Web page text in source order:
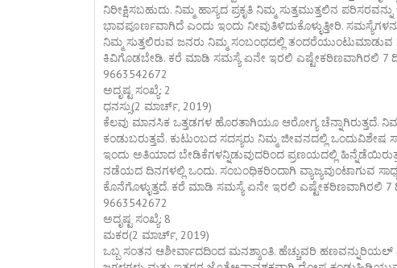
ನಿರೀಕ್ಷಿಸಬಹುದು. ನಿಮ್ಮ ಹಾಸ್ಯದ ಪ್ರಕೃತಿ ನಿಮ್ಮ ಸುತ್ತಮುತ್ತಲಿನ
ಭಾವಪೂರ್ಣವಾಗಿದೆ ಎಂದು ಇಂದು ನೀವುತಿಳಿದುಕೊಳ್ಳುತ್ತೀರಿ.
ನಿಮ್ಮ ಸುತ್ತಲಿರುವ ಜನರು ನಿಮ್ಮ ಸಂಬಂಧದಲ್ಲಿ
ಕಿವಿಗೊಡಬೇಡಿ. ಕರೆ ಮಾಡಿ ಸಮಸ್ಯೆ ಏನೇ ಇರಲಿ ಎಷ್ಟೇಕಠಿಣವಾಗಿರಲಿ 7
9663542672
ಅದೃಷ್ಟ ಸಂಖ್ಯೆ: 2
ಧನಸ್ಸು(2 ಮಾರ್ಚ್, 2019)
ಕೆಲವು ಮಾನಸಿಕ ಒತ್ತಡಗಳ ಹೊರತಾಗಿಯೂ ಆರೋಗ್ಯ
ಕಂಡುಬರುತ್ತವೆ. ಕುಟುಂಬದ ಸದಸ್ಯರು ನಿಮ್ಮ ಜೀವನದಲ್ಲಿ ಒಂದುವಿಶೇಷ
ಇಂದು ಅತಿಯಾದ ಬೇಡಿಕೆಗಳನ್ನಿಡುವುದರಿಂದ ಪ್ರಣಯದಲ್ಲಿ
ನಡೆಯದ ದಿನಗಳಲ್ಲಿ ಒಂದು. ಸಂಬಂಧಿಕರಿಂದಾಗಿ ವ್ಯಾಜ್ಯವುಂಟಾಗುವ
ಕೊನೆಗೊಳ್ಳುತ್ತದೆ. ಕರೆ ಮಾಡಿ ಸಮಸ್ಯೆ ಏನೇ ಇರಲಿ ಎಷ್ಟೇಕಠಿಣವಾಗಿರಲಿ
9663542672
ಅದೃಷ್ಟ ಸಂಖ್ಯೆ: 8
ಮಕರ(2 ಮಾರ್ಚ್, 2019)
ಒಬ್ಬ ಸಂತನ ಆಶೀರ್ವಾದದಿಂದ ಮನಶ್ಶಾಂತಿ. ಹೆಚ್ಚುವರಿ ಹಣವನ್ನುರಿಯಲ್